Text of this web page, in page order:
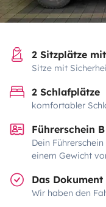
2 Sitzplätze
Sitze mit
2 Schlafplätze
komfortabler
Führerschein B
Dein
einem Gewicht
Das
Wir haben den